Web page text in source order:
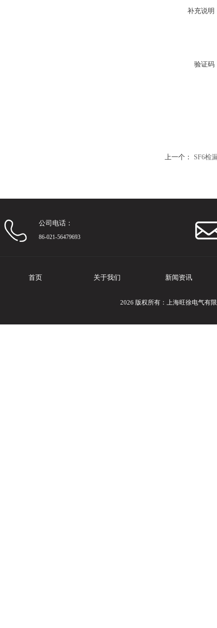
补充说明
验证码
上一个： SF6检
公司电话：
86-021-56479693
首页 关于我们 新闻资讯
2026 版权所有：上海旺徐电气有